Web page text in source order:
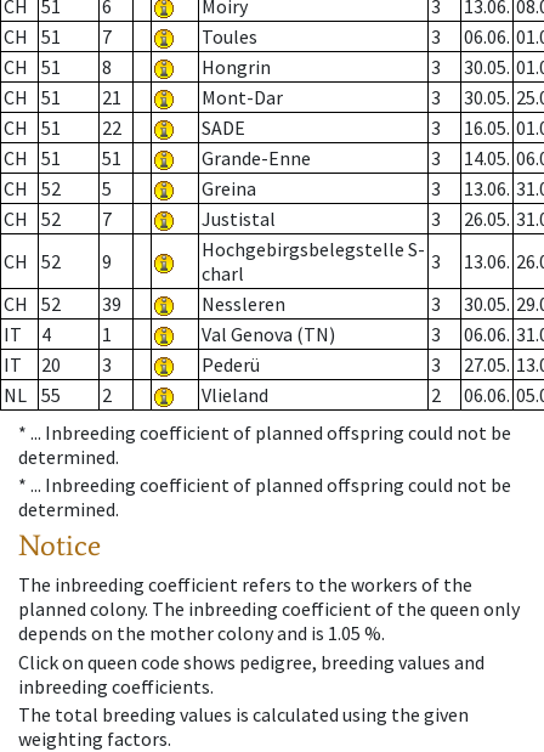
CH 51 6 Moiry 3 13.06.
CH
51 7 Toules 3 06.06.
CH
51 8 Hongrin 3 30.05.
CH
51 21 Mont-Dar 3 30.05.
CH
51 22 SADE 3 16.05.
CH
51 51 Grande-Enne 3 14.05.
CH
52 5 Greina 3 13.06.
CH
52 7 Justistal 3 26.05.
CH
52 9
Hochgebirgsbelegstelle S-
charl
3 13.06.
CH
52 39 Nessleren 3 30.05.
IT
4 1 Val Genova (TN) 3 06.06.
IT
20 3 Pederü 3 27.05.
NL 55 2 Vlieland 2 06.06.
* ... Inbreeding coefficient of planned offspring could not be
determined.
* ... Inbreeding coefficient of planned offspring could not be
determined.
Notice
The inbreeding coefficient refers to the workers of the
planned colony. The inbreeding coefficient of the queen only
depends on the mother colony and is 1.05 %.
Click on queen code shows pedigree, breeding values and
inbreeding coefficients.
The total breeding values is calculated using the given
weighting factors.